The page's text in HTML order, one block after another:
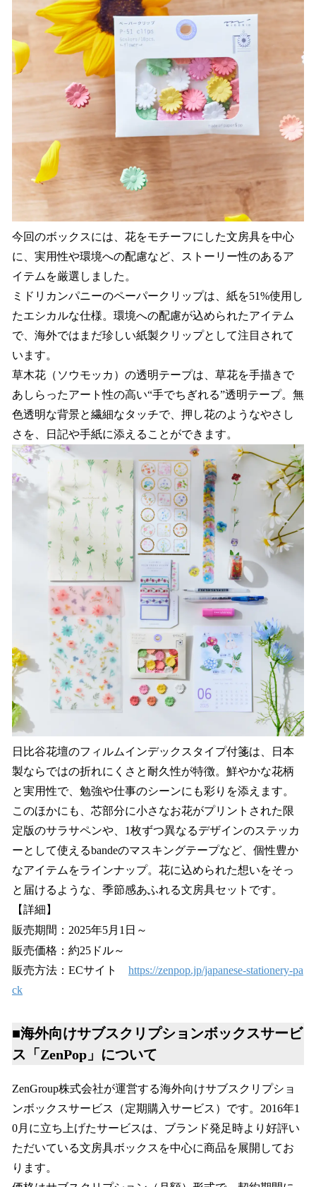
今回のボックスには、花をモチーフにした文房具を中心
に、実用性や環境への配慮など、ストーリー性のあるア
イテムを厳選しました。
ミドリカンパニーのペーパークリップは、紙を51%使用し
たエシカルな仕様。環境への配慮が込められたアイテム
で、海外ではまだ珍しい紙製クリップとして注目されて
います。
草木花（ソウモッカ）の透明テープは、草花を手描きで
あしらったアート性の高い“手でちぎれる”透明テープ。無
色透明な背景と繊細なタッチで、押し花のようなやさし
さを、日記や手紙に添えることができます。
日比谷花壇のフィルムインデックスタイプ付箋は、日本
製ならではの折れにくさと耐久性が特徴。鮮やかな花柄
と実用性で、勉強や仕事のシーンにも彩りを添えます。
このほかにも、芯部分に小さなお花がプリントされた限
定版のサラサペンや、1枚ずつ異なるデザインのステッカ
ーとして使えるbandeのマスキングテープなど、個性豊か
なアイテムをラインナップ。花に込められた想いをそっ
と届けるような、季節感あふれる文房具セットです。
【詳細】
販売期間：2025年5月1日～
販売価格：約25ドル～
販売方法：ECサイト https://zenpop.jp/japanese-stationery-pa
ck
■海外向けサブスクリプションボックスサービ
ス「ZenPop」について
ZenGroup株式会社が運営する海外向けサブスクリプショ
ンボックスサービス（定期購入サービス）です。2016年1
0月に立ち上げたサービスは、ブランド発足時より好評い
ただいている文房具ボックスを中心に商品を展開してお
ります。